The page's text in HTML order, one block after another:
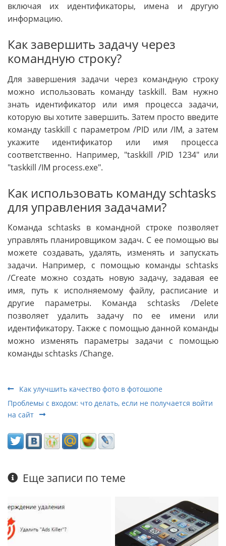
включая их идентификаторы, имена и другую
информацию.
Как завершить задачу через
командную строку?
Для завершения задачи через командную строку
можно использовать команду taskkill. Вам нужно
знать идентификатор или имя процесса задачи,
которую вы хотите завершить. Затем просто введите
команду taskkill с параметром /PID или /IM, а затем
укажите идентификатор или имя процесса
соответственно. Например, "taskkill /PID 1234" или
"taskkill /IM process.exe".
Как использовать команду schtasks
для управления задачами?
Команда schtasks в командной строке позволяет
управлять планировщиком задач. С ее помощью вы
можете создавать, удалять, изменять и запускать
задачи. Например, с помощью команды schtasks
/Create можно создать новую задачу, задавая ее
имя, путь к исполняемому файлу, расписание и
другие параметры. Команда schtasks /Delete
позволяет удалить задачу по ее имени или
идентификатору. Также с помощью данной команды
можно изменять параметры задачи с помощью
команды schtasks /Change.
Как улучшить качество фото в фотошопе
Проблемы с входом: что делать, если не получается войти
на сайт
Еще записи по теме